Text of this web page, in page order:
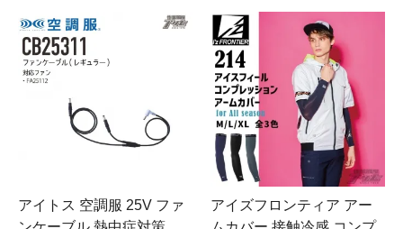
アイトス 空調服 25V ファ
アイズフロンティア アー